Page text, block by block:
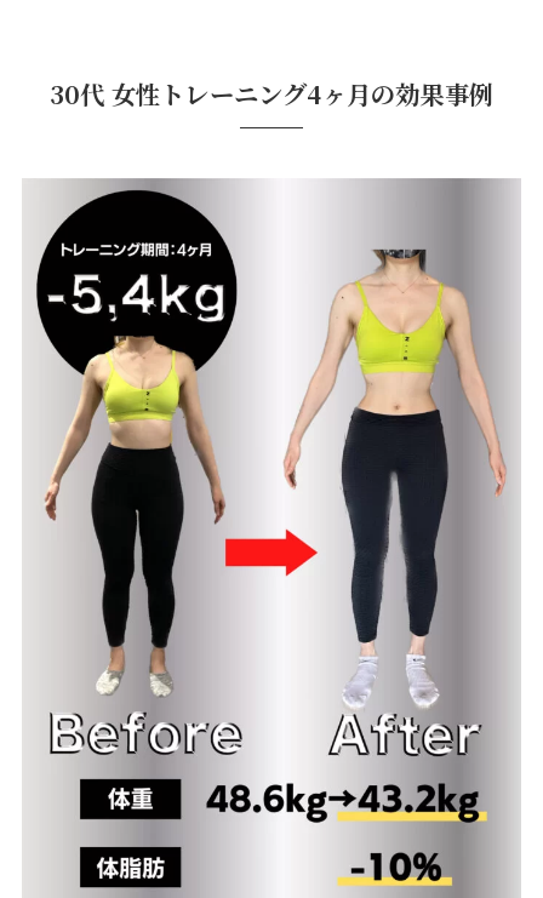
30代 女性トレーニング4ヶ月の効果事例